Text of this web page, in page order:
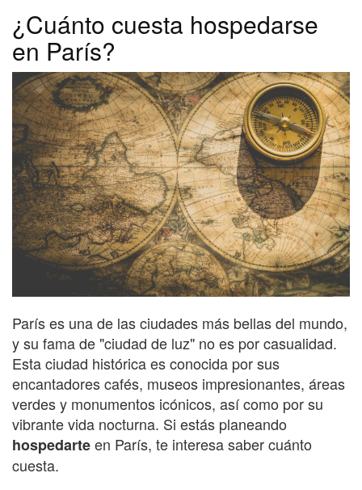
¿Cuánto cuesta hospedarse
en París?
París es una de las ciudades más bellas del mundo,
y su fama de "ciudad de luz" no es por casualidad.
Esta ciudad histórica es conocida por sus
encantadores cafés, museos impresionantes, áreas
verdes y monumentos icónicos, así como por su
vibrante vida nocturna. Si estás planeando
hospedarteen París, te interesa saber cuánto
cuesta.